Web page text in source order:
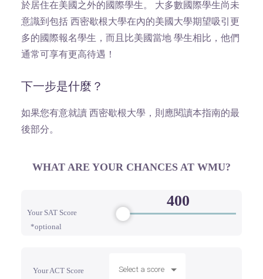
於居住在美國之外的國際學生。 大多數國際學生尚未
意識到包括 西密歇根大學在內的美國大學期望吸引更
多的國際報名學生，而且比美國當地 學生相比，他們
通常可享有更高待遇！
下一步是什麼？
如果您有意就讀 西密歇根大學，則應閱讀本指南的最
後部分。
WHAT ARE YOUR CHANCES AT WMU?
Your SAT Score
*optional
Your ACT Score
Select a score